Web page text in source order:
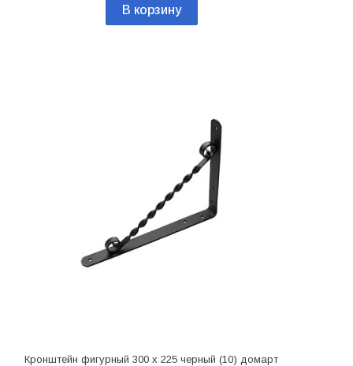
В корзину
Кронштейн фигурный 300 х 225 черный (10) домарт